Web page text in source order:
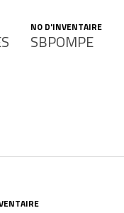
NO D'INVENTAIRE
SBPOMPE